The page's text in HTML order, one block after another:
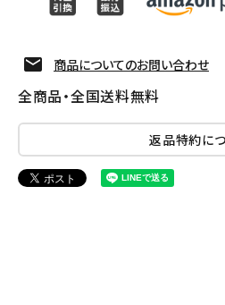
商品についてのお問い合わせ
全商品・全国送料無料
返品特約に